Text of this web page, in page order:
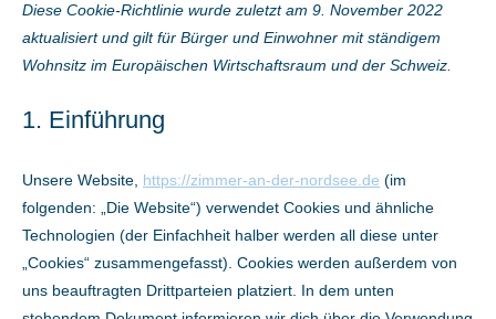
Diese Cookie-Richtlinie wurde zuletzt am 9. November 2022
aktualisiert und gilt für Bürger und Einwohner mit ständigem
Wohnsitz im Europäischen Wirtschaftsraum und der Schweiz.
1. Einführung
Unsere Website, https://zimmer-an-der-nordsee.de (im
folgenden: „Die Website“) verwendet Cookies und ähnliche
Technologien (der Einfachheit halber werden all diese unter
„Cookies“ zusammengefasst). Cookies werden außerdem von
uns beauftragten Drittparteien platziert. In dem unten